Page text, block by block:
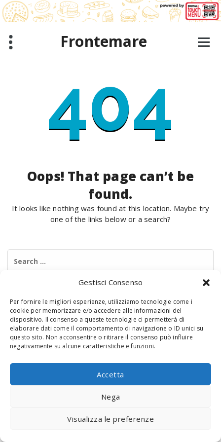
Gestisci Consenso
Per fornire le migliori esperienze, utilizziamo tecnologie come i
cookie per memorizzare e/o accedere alle informazioni del
dispositivo. Il consenso a queste tecnologie ci permetterà di
elaborare dati come il comportamento di navigazione o ID unici su
questo sito. Non acconsentire o ritirare il consenso può influire
negativamente su alcune caratteristiche e funzioni.
Accetta
Nega
Visualizza le preferenze
Skip
to
content
Frontemare
404
Oops! That page can’t be
found.
It looks like nothing was found at this location. Maybe try
one of the links below or a search?
© 2020 Digital Touch Menu. Menu realizzato da